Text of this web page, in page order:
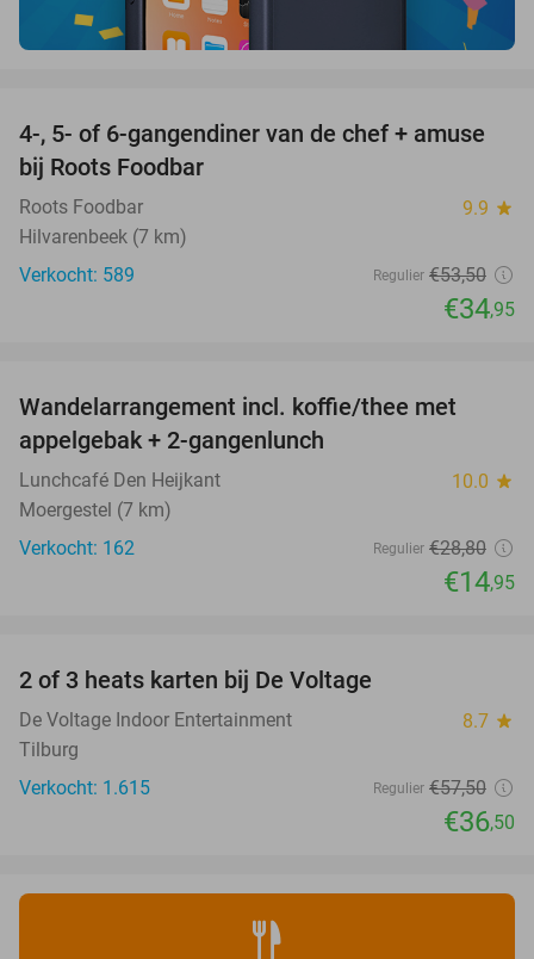
35%
4-, 5- of 6-gangendiner van de chef + amuse
bij Roots Foodbar
Roots Foodbar 9.9 star
Hilvarenbeek (7 km)
Verkocht: 589
Regulier €53,50
€34,95
Wandelarrangement incl. koffie/thee met
appelgebak + 2-gangenlunch
Lunchcafé Den Heijkant 10.0 star
Moergestel (7 km)
Verkocht: 162
Regulier €28,80
€14,95
2 of 3 heats karten bij De Voltage
De Voltage Indoor Entertainment 8.7 star
Tilburg
Verkocht: 1.615
Regulier €57,50
€36,50